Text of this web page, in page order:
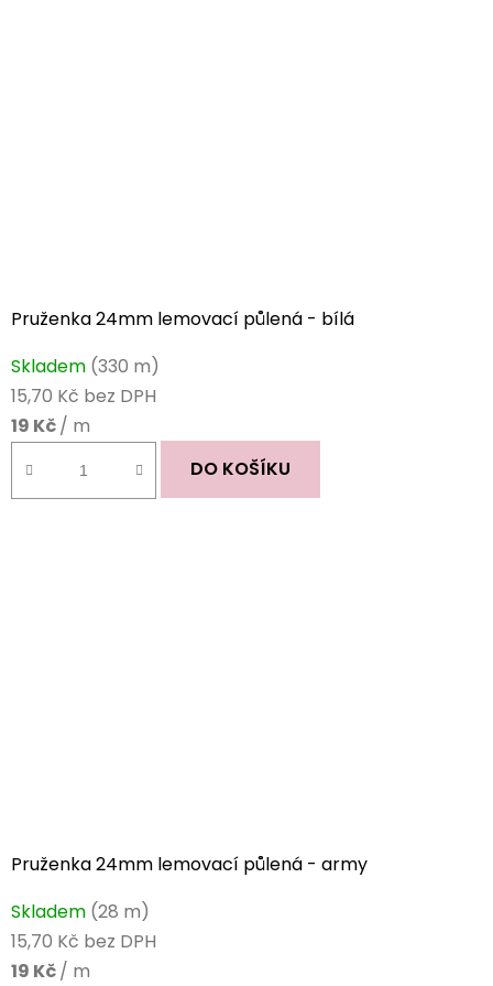
Pruženka 24mm lemovací půlená - bílá
hodnocení
produktu
je
5,0
z
Skladem (330 m)
15,70 Kč bez DPH
19 Kč/ m
DO KOŠÍKU
Pruženka 24mm lemovací půlená - army
Skladem (28 m)
15,70 Kč bez DPH
19 Kč/ m